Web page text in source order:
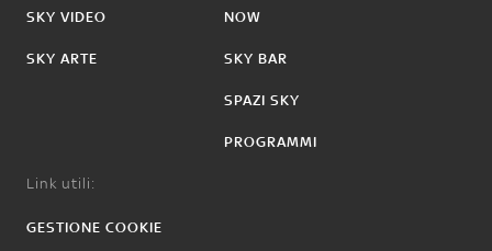
SKY VIDEO
SKY ARTE
NOW
SKY BAR
SPAZI SKY
PROGRAMMI
Link utili:
GESTIONE COOKIE